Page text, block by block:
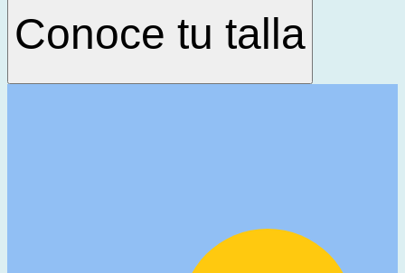
Conoce tu talla